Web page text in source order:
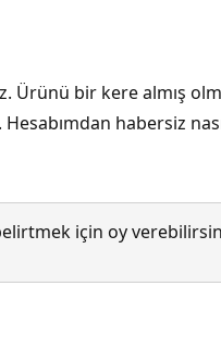
bir kere almış
habersiz
için oy